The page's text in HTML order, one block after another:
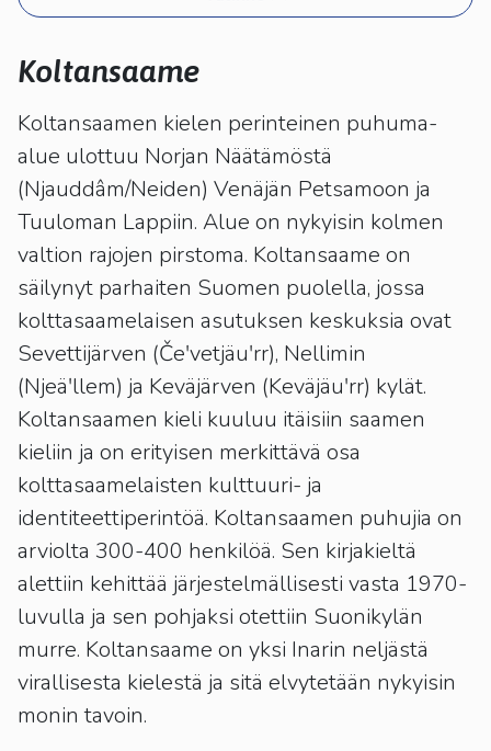
pyyhkäisyliikkeitä.
Koltansaame
Koltansaamen kielen perinteinen puhuma-
alue ulottuu Norjan Näätämöstä
(Njauddâm/Neiden) Venäjän Petsamoon ja
Tuuloman Lappiin. Alue on nykyisin kolmen
valtion rajojen pirstoma. Koltansaame on
säilynyt parhaiten Suomen puolella, jossa
kolttasaamelaisen asutuksen keskuksia ovat
Sevettijärven (Čeʹvetjäuʹrr), Nellimin
(Njeäʹllem) ja Keväjärven (Keväjäuʹrr) kylät.
Koltansaamen kieli kuuluu itäisiin saamen
kieliin ja on erityisen merkittävä osa
kolttasaamelaisten kulttuuri- ja
identiteettiperintöä. Koltansaamen puhujia on
arviolta 300-400 henkilöä. Sen kirjakieltä
alettiin kehittää järjestelmällisesti vasta 1970-
luvulla ja sen pohjaksi otettiin Suonikylän
murre. Koltansaame on yksi Inarin neljästä
virallisesta kielestä ja sitä elvytetään nykyisin
monin tavoin.